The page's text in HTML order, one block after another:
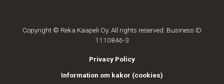
Copyright © Reka Kaapeli Oy. All rights reserved. Business ID
1110846-3
Privacy Policy
Information om kakor (cookies)